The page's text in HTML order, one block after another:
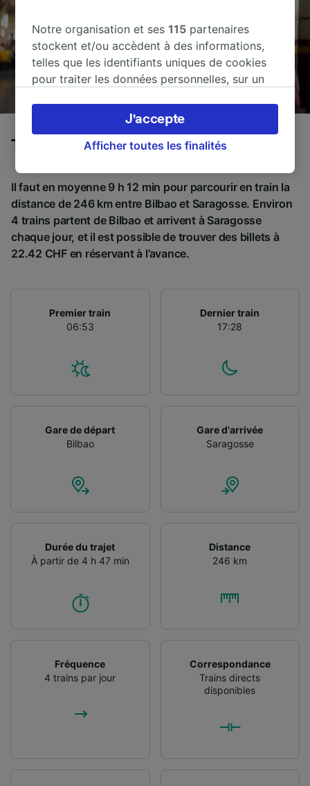
Trains de Bilbao à Saragosse
Il faut en moyenne 9 h 12 min pour parcourir en train la
distance de 246 km entre Bilbao et Saragosse. Environ
4 trains partent de Bilbao et arrivent à Saragosse
chaque jour, et il est possible de trouver des billets à
22.42 CHF en réservant à l’avance.
Premier train
06:53
Dernier train
17:28
Gare de départ
Bilbao
Gare d'arrivée
Saragosse
Durée du trajet
À partir de 4 h 47 min
Distance
246 km
Fréquence
4 trains par jour
Correspondance
Trains directs
disponibles
Notre organisation et ses115 partenaires
stockent et/ou accèdent à des informations,
telles que les identifiants uniques de cookies
pour traiter les données personnelles, sur un
préférences, notamment en exerçant votre
droit d’opposition à l’intérêt légitime, en
cliquant ci-dessous ou à tout moment sur la
et n’affecteront pas les données de navigation.
Vos données ne seront pas utilisées à des fins
de traçage si vous nous avez demandé de ne
pas vous tracer.
externes, traitent des données selon les
finalités suivantes :
Utiliser des données de géolocalisation
l’identification. Stocker et/ou accéder à des
informations sur un appareil. Publicités et
contenu personnalisés, mesure de
performance des publicités et du contenu,
services.
Afficher toutes les finalités
J'accepte